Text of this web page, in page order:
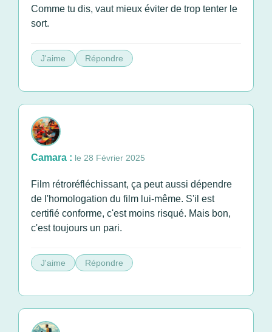
Comme tu dis, vaut mieux éviter de trop tenter le
sort.
J'aime Répondre
Camara : le 28 Février 2025
Film rétroréfléchissant, ça peut aussi dépendre
de l'homologation du film lui-même. S'il est
certifié conforme, c'est moins risqué. Mais bon,
c'est toujours un pari.
J'aime Répondre